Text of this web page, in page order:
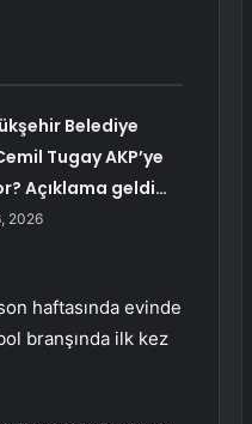
Belediye
Tugay AKP’ye
Açıklama geldi…
2026
haftasında evinde
branşında ilk kez